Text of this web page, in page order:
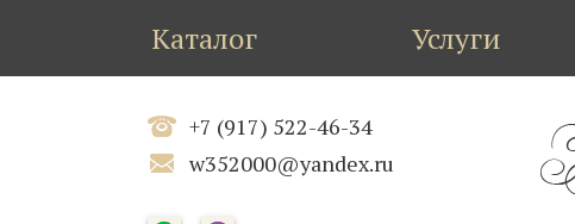
Каталог Услуги
+7 (917) 522-46-34
w352000@yandex.ru